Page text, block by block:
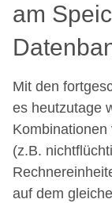
am
Mit den
es heutzutage
(z.B.
auf dem